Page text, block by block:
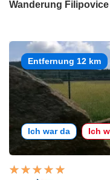
Wanderung Filipovice
Entfernung 12 km
Ich war da Ich